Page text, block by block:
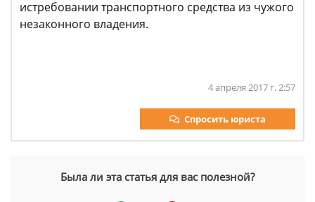
истребовании транспортного средства из чужого
незаконного владения.
4 апреля 2017 г. 2:57
Спросить юриста
Была ли эта статья для вас полезной?